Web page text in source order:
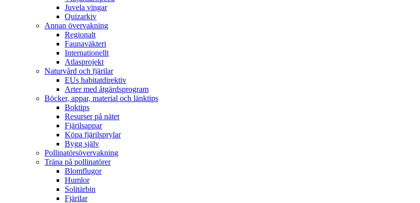
Juvela vingar
Quizarkiv
Annan övervakning
Regionalt
Faunaväkteri
Internationellt
Atlasprojekt
Naturvård och fjärilar
EUs habitatdirektiv
Arter med åtgärdsprogram
Böcker, appar, material och länktips
Boktips
Resurser på nätet
Fjärilsappar
Köpa fjärilsprylar
Bygg själv
Pollinatörsövervakning
Träna på pollinatörer
Blomflugor
Humlor
Solitärbin
Fjärilar